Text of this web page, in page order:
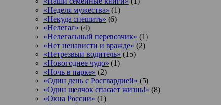
«Неделя мужества» (1)
«Некуда спешить» (6)
«Нелегал» (4)
«Нелегальный перевозчик» (1)
«Нет ненависти и вражде» (2)
«Нетрезвый водитель» (15)
«Новогоднее чудо» (1)
«Ночь в парке» (2)
«Один день с Росгвардией» (5)
«Один щелчок спасает жизнь!» (8)
«Окна России» (1)